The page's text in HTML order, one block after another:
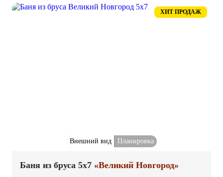
ХИТ ПРОДАЖ
Внешний вид Планировка
Баня из бруса 5x7 «Великий Новгород»